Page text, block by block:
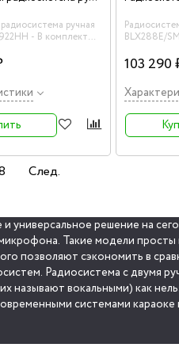
ручная
- В комплект
корпусе, два
передатчика и
кейс.
решение для
BLX288E/
Благодаря
прекрасной
модель
спросом в
площадках.
103 290
След.
универсальное решение на
Такие модели
позволяют сэкономить в
двумя ручными
называют вокальными) как
системами караоке